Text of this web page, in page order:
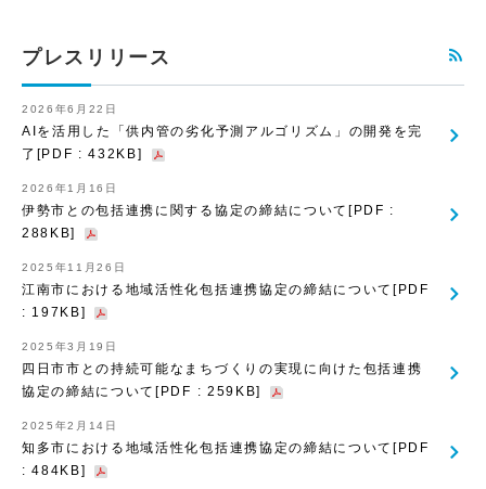
プレスリリース
2026年6月22日
AIを活用した「供内管の劣化予測アルゴリズム」の開発を完
了[PDF : 432KB]
2026年1月16日
伊勢市との包括連携に関する協定の締結について[PDF :
288KB]
2025年11月26日
江南市における地域活性化包括連携協定の締結について[PDF
: 197KB]
2025年3月19日
四日市市との持続可能なまちづくりの実現に向けた包括連携
協定の締結について[PDF : 259KB]
2025年2月14日
知多市における地域活性化包括連携協定の締結について[PDF
: 484KB]